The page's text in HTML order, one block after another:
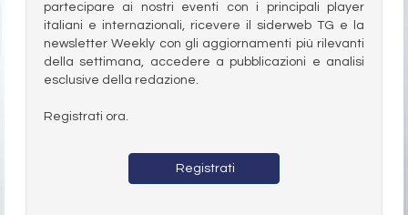
partecipare ai nostri eventi con i principali player
italiani e internazionali, ricevere il siderweb TG e la
newsletter Weekly con gli aggiornamenti più rilevanti
della settimana, accedere a pubblicazioni e analisi
esclusive della redazione.
Registrati ora.
Registrati